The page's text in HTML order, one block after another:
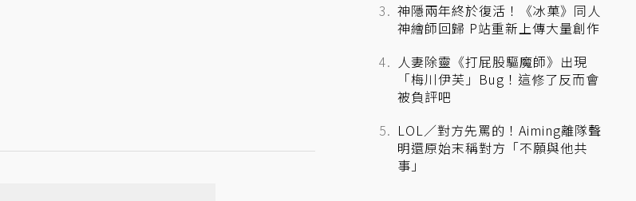
神隱兩年終於復活！《冰菓》同人
神繪師回歸 P站重新上傳大量創作
人妻除靈《打屁股驅魔師》出現
「梅川伊芙」Bug！這修了反而會
被負評吧
LOL／對方先罵的！Aiming離隊聲
明還原始末稱對方「不願與他共
事」